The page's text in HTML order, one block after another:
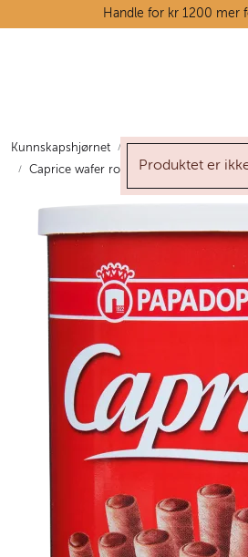
Skip to main contentHandle for kr 1200 mer
Produktet er
Kunnskapshjørnet Merkevarer og
Caprice wafer rolls m/hasselnøttkrem
Tørrvarehylla
Oppskrifter
Kunnskapshjørnet